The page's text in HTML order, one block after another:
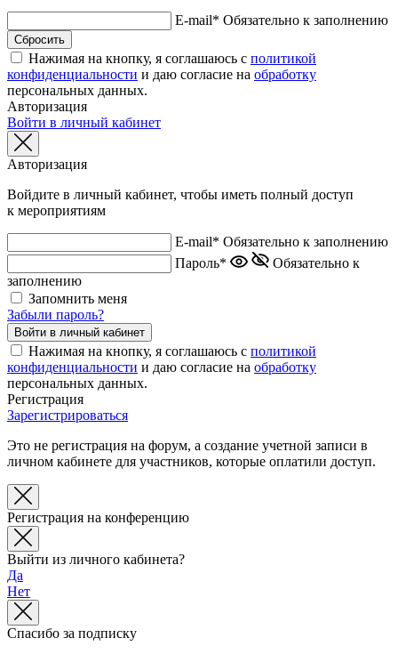
E-mail* Обязательно к заполнению
Нажимая на кнопку, я соглашаюсь с политикой
конфиденциальности и даю согласие на обработку
персональных данных.
Авторизация
Войти в личный кабинет
Авторизация
Войдите в личный кабинет, чтобы иметь полный доступ
к мероприятиям
E-mail* Обязательно к заполнению
Пароль*
Обязательно к
заполнению
Запомнить меня
Забыли пароль?
Нажимая на кнопку, я соглашаюсь с политикой
конфиденциальности и даю согласие на обработку
персональных данных.
Регистрация
Зарегистрироваться
Это не регистрация на форум, а создание учетной записи в
личном кабинете для участников, которые оплатили доступ.
Регистрация на конференцию
Выйти из личного кабинета?
Да
Нет
Спасибо за подписку